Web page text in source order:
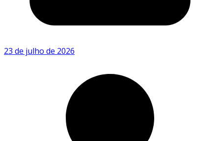
23 de julho de 2026